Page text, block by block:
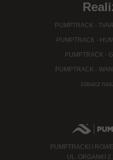
PUMPTRACK -
PUMPTRACK -
PUMPTRACK -
PUMPTRACK -
zobacz
PUMPTRACKI I
UL. ORGANKI